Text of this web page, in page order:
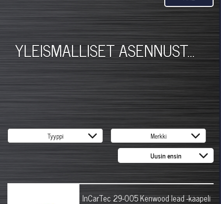
YLEISMALLISET ASENNUST...
InCarTec 29-005 Kenwood lead -kaapeli